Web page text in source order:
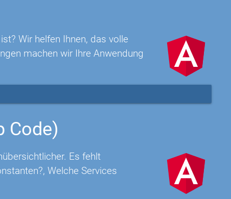
Wir helfen Ihnen, das volle
machen wir Ihre Anwendung
Code)
Es fehlt
Welche Services